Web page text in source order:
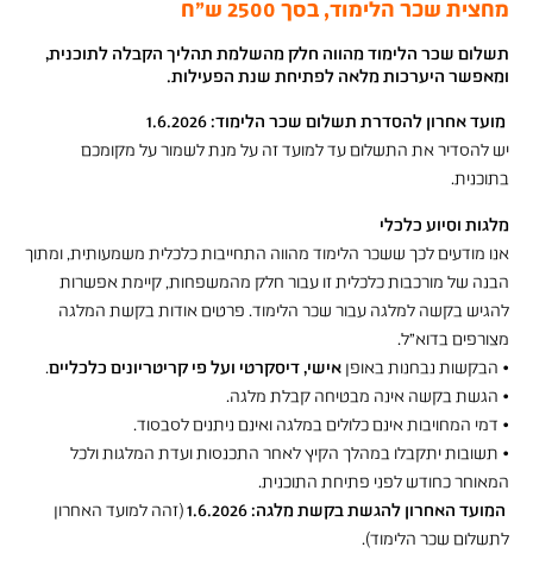
מחצית שכר הלימוד, בסך 2500 ש"ח
תשלום שכר הלימוד מהווה חלק מהשלמת תהליך הקבלה לתוכנית,
ומאפשר היערכות מלאה לפתיחת שנת הפעילות.
מועד אחרון להסדרת תשלום שכר הלימוד: 1.6.2026
יש להסדיר את התשלום עד למועד זה על מנת לשמור על מקומכם
בתוכנית.
מלגות וסיוע כלכלי
אנו מודעים לכך ששכר הלימוד מהווה התחייבות כלכלית משמעותית, ומתוך
הבנה של מורכבות כלכלית זו עבור חלק מהמשפחות, קיימת אפשרות
להגיש בקשה למלגה עבור שכר הלימוד. פרטים אודות בקשת המלגה
מצורפים בדוא"ל.
• הבקשות נבחנות באופן אישי, דיסקרטי ועל פי קריטריונים כלכליים.
• הגשת בקשה אינה מבטיחה קבלת מלגה.
• דמי המחויבות אינם כלולים במלגה ואינם ניתנים לסבסוד.
• תשובות יתקבלו במהלך הקיץ לאחר התכנסות ועדת המלגות ולכל
המאוחר כחודש לפני פתיחת התוכנית.
המועד האחרון להגשת בקשת מלגה: 1.6.2026
(זהה למועד האחרון
לתשלום שכר הלימוד).